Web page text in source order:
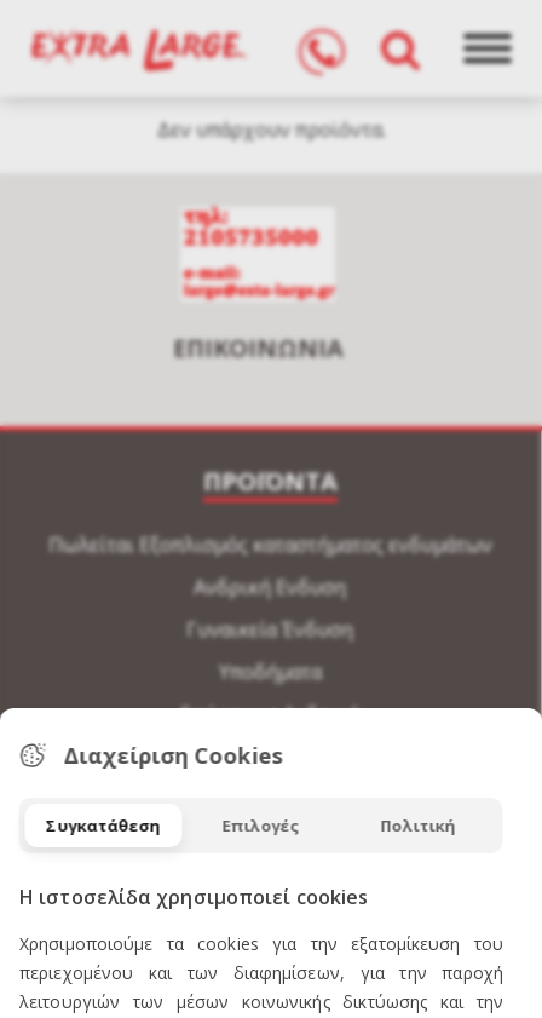
Δεν υπάρχουν προϊόντα.
ΕΠΙΚΟΙΝΩΝΙΑ
ΠΡΟΪΟΝΤΑ
Πωλείται Εξοπλισμός καταστήματος ενδυμάτων
Ανδρική Ενδυση
Γυναικεία Ένδυση
Υποδήματα
Εσώρουχα Ανδρικά
Εσώρουχα Γυναικεία
Αξεσουάρ Γυναικεία
Η ΕΤΑΙΡΕΙΑ ΜΑΣ
Προφίλ
Διαχείριση Cookies
Συγκατάθεση Επιλογές Πολιτική
Η ιστοσελίδα χρησιμοποιεί cookies
Χρησιμοποιούμε τα cookies για την εξατομίκευση του
περιεχομένου και των διαφημίσεων, για την παροχή
λειτουργιών των μέσων κοινωνικής δικτύωσης και την